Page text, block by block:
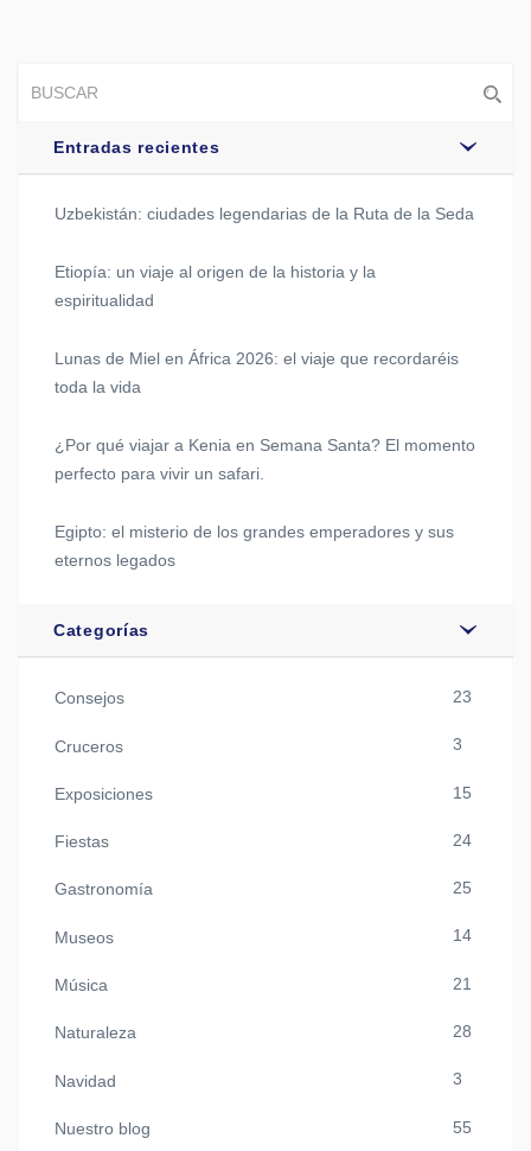
Entradas recientes
Uzbekistán: ciudades legendarias de la Ruta de la Seda
Etiopía: un viaje al origen de la historia y la
espiritualidad
Lunas de Miel en África 2026: el viaje que recordaréis
toda la vida
¿Por qué viajar a Kenia en Semana Santa? El momento
perfecto para vivir un safari.
Egipto: el misterio de los grandes emperadores y sus
eternos legados
Categorías
Consejos 23
Cruceros 3
Exposiciones 15
Fiestas 24
Gastronomía 25
Museos 14
Música 21
Naturaleza 28
Navidad 3
Nuestro blog 55